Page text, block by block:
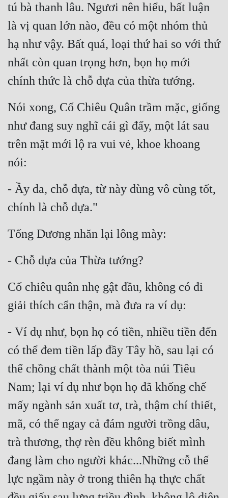
tú bà thanh lâu. Ngươi nên hiểu, bất luận
là vị quan lớn nào, đều có một nhóm thủ
hạ như vậy. Bất quá, loại thứ hai so với thứ
nhất còn quan trọng hơn, bọn họ mới
chính thức là chỗ dựa của thừa tướng.
Nói xong, Cố Chiêu Quân trầm mặc, giống
như đang suy nghĩ cái gì đấy, một lát sau
trên mặt mới lộ ra vui vẻ, khoe khoang
nói:
- Ầy da, chỗ dựa, từ này dùng vô cùng tốt,
chính là chỗ dựa."
Tống Dương nhăn lại lông mày:
- Chỗ dựa của Thừa tướng?
Cố chiêu quân nhẹ gật đầu, không có đi
giải thích cẩn thận, mà đưa ra ví dụ:
- Ví dụ như, bọn họ có tiền, nhiều tiền đến
có thể đem tiền lấp đầy Tây hồ, sau lại có
thể chồng chất thành một tòa núi Tiêu
Nam; lại ví dụ như bọn họ đã khống chế
mấy ngành sản xuất tơ, trà, thậm chí thiết,
mã, có thể ngay cả đám người trồng dâu,
trà thương, thợ rèn đều không biết mình
đang làm cho người khác...Những cỗ thế
lực ngầm này ở trong thiên hạ thực chất